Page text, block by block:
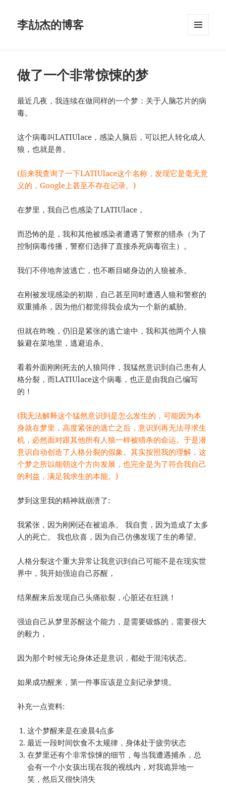
李劼杰的博客
做了一个非常惊悚的梦
最近几夜，我连续在做同样的一个梦：关于人脑芯片的病
毒。
这个病毒叫LATIUlace，感染人脑后，可以把人转化成人
狼，也就是兽。
(后来我查询了一下LATIUlace这个名称，发现它是毫无意
义的，Google上甚至不存在记录。)
在梦里，我自己也感染了LATIUlace，
而恐怖的是，我和其他被感染者遭遇了警察的猎杀（为了
控制病毒传播，警察们选择了直接杀死病毒宿主）。
我们不停地奔波逃亡，也不断目睹身边的人狼被杀。
在刚被发现感染的初期，自己甚至同时遭遇人狼和警察的
双重捕杀，因为他们都觉得我会成为一个新的威胁。
但就在昨晚，仍旧是紧张的逃亡途中，我和其他两个人狼
躲避在菜地里，逃避追杀。
看着外面刚刚死去的人狼同伴，我猛然意识到自己患有人
格分裂，而LATIUlace这个病毒，也正是由我自己编写
的！
(我无法解释这个猛然意识到是怎么发生的，可能因为本
身就在梦里，高度紧张的逃亡之后，意识到再无法寻求生
机，必然面对跟其他所有人狼一样被猎杀的命运。于是潜
意识自动创造了人格分裂的假象。其实按照我的理解，这
个梦之所以能朝这个方向发展，也完全是为了符合我自己
的利益，满足我求生的本能。)
梦到这里我的精神就崩溃了:
我紧张，因为刚刚还在被追杀。 我自责，因为造成了太多
人的死亡。 我也欣喜，因为自己仿佛发现了生的希望。
人格分裂这个重大异常让我意识到自己可能不是在现实世
界中，我开始强迫自己苏醒，
结果醒来后发现自己头痛欲裂，心脏还在狂跳！
强迫自己从梦里苏醒这个能力，是需要锻炼的，需要很大
的毅力，
因为那个时候无论身体还是意识，都处于混沌状态。
如果成功醒来，第一件事应该是立刻记录梦境。
补充一点资料:
这个梦醒来是在凌晨4点多
最近一段时间饮食不太规律，身体处于疲劳状态
在梦里还有个非常惊悚的细节，每当我遭遇捕杀，总
会有一个小女孩出现在我的视线内，对我诡异地一
笑，然后又很快消失